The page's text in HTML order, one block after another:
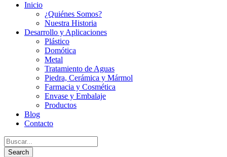
Inicio
¿Quiénes Somos?
Nuestra Historia
Desarrollo y Aplicaciones
Plástico
Domótica
Metal
Tratamiento de Aguas
Piedra, Cerámica y Mármol
Farmacia y Cosmética
Envase y Embalaje
Productos
Blog
Contacto